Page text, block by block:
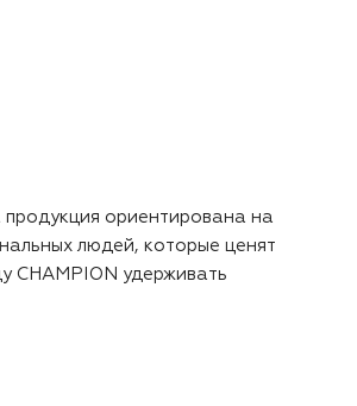
ориентирована на
людей, которые ценят
CHAMPION удерживать